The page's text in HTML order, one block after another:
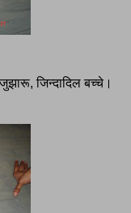
जिन्दादिल बच्चे।